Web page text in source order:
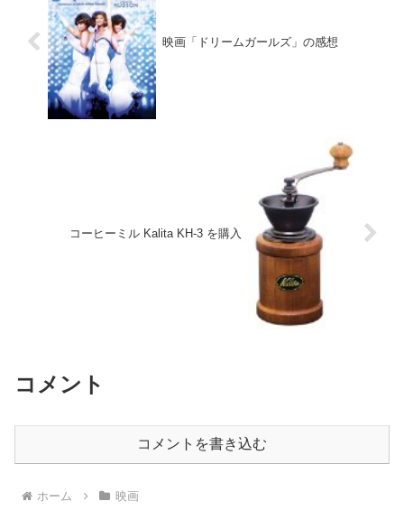
映画「ドリームガールズ」の感想
コーヒーミル Kalita KH-3 を購入
コメント
コメントを書き込む
ホーム 映画